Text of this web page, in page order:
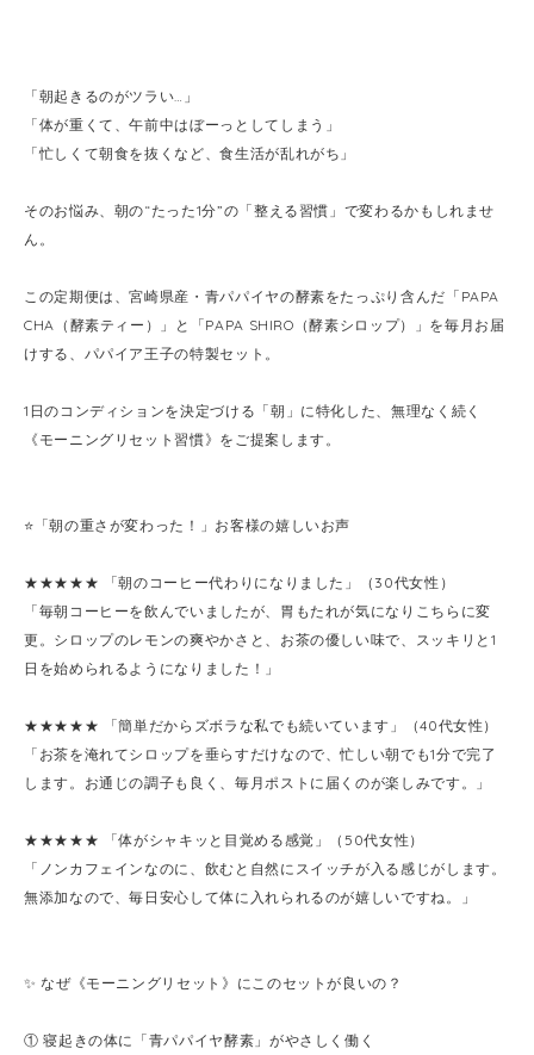
「朝起きるのがツラい…」
「体が重くて、午前中はぼーっとしてしまう」
「忙しくて朝食を抜くなど、食生活が乱れがち」
そのお悩み、朝の“たった1分”の「整える習慣」で変わるかもしれませ
ん。
この定期便は、宮崎県産・青パパイヤの酵素をたっぷり含んだ「PAPA
CHA（酵素ティー）」と「PAPA SHIRO（酵素シロップ）」を毎月お届
けする、パパイア王子の特製セット。
1日のコンディションを決定づける「朝」に特化した、無理なく続く
《モーニングリセット習慣》をご提案します。
⭐️「朝の重さが変わった！」お客様の嬉しいお声
★★★★★ 「朝のコーヒー代わりになりました」（30代女性）
「毎朝コーヒーを飲んでいましたが、胃もたれが気になりこちらに変
更。シロップのレモンの爽やかさと、お茶の優しい味で、スッキリと1
日を始められるようになりました！」
★★★★★ 「簡単だからズボラな私でも続いています」（40代女性）
「お茶を淹れてシロップを垂らすだけなので、忙しい朝でも1分で完了
します。お通じの調子も良く、毎月ポストに届くのが楽しみです。」
★★★★★ 「体がシャキッと目覚める感覚」（50代女性）
「ノンカフェインなのに、飲むと自然にスイッチが入る感じがします。
無添加なので、毎日安心して体に入れられるのが嬉しいですね。」
✨ なぜ《モーニングリセット》にこのセットが良いの？
① 寝起きの体に「青パパイヤ酵素」がやさしく働く